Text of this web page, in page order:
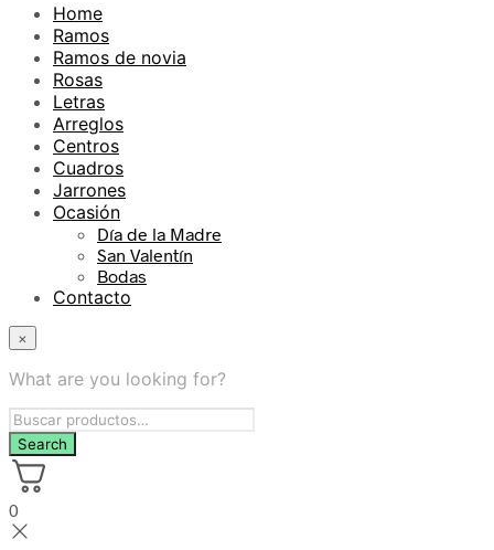
Home
Ramos
Ramos de novia
Rosas
Letras
Arreglos
Centros
Cuadros
Jarrones
Ocasión
Día de la Madre
San Valentín
Bodas
Contacto
×
What are you looking for?
0